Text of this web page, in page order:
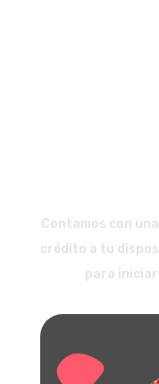
Contamos con
crédito a tu
para iniciar